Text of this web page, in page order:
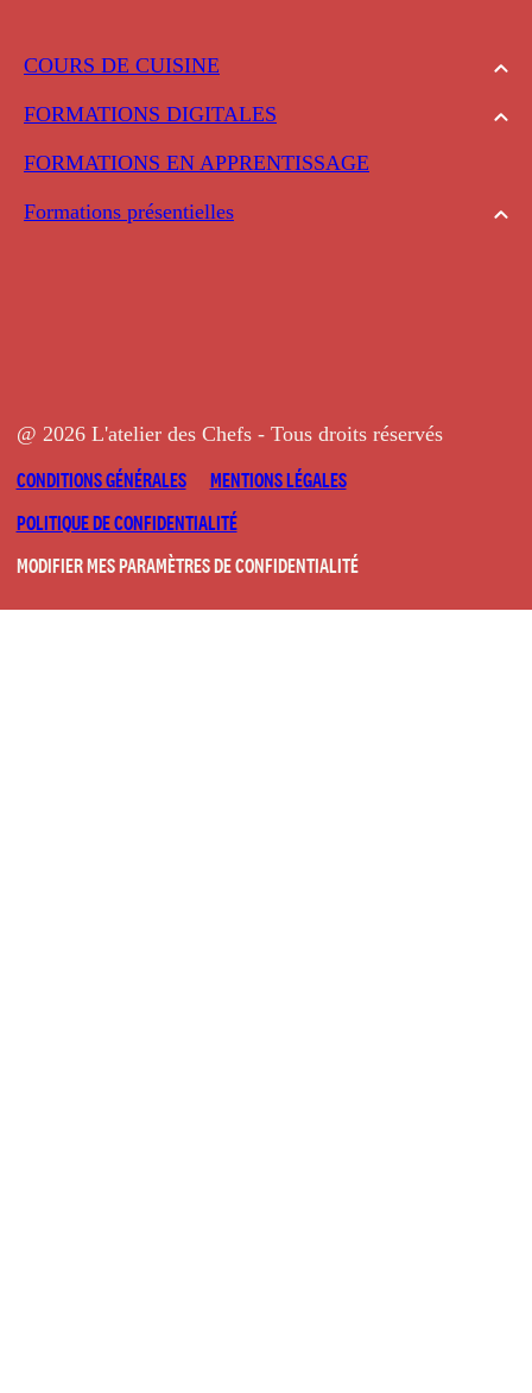
COURS DE CUISINE
FORMATIONS DIGITALES
FORMATIONS EN APPRENTISSAGE
Formations présentielles
@ 2026 L'atelier des Chefs - Tous droits réservés
CONDITIONS GÉNÉRALES
MENTIONS LÉGALES
POLITIQUE DE CONFIDENTIALITÉ
MODIFIER MES PARAMÈTRES DE CONFIDENTIALITÉ